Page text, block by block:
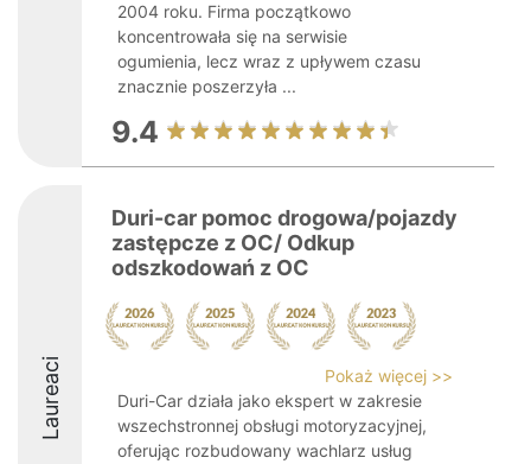
2004 roku. Firma początkowo
koncentrowała się na serwisie
ogumienia, lecz wraz z upływem czasu
znacznie poszerzyła ...
9.4
Laureaci
Duri-car pomoc drogowa/pojazdy
zastępcze z OC/ Odkup
odszkodowań z OC
Pokaż więcej >>
Duri-Car działa jako ekspert w zakresie
wszechstronnej obsługi motoryzacyjnej,
oferując rozbudowany wachlarz usług